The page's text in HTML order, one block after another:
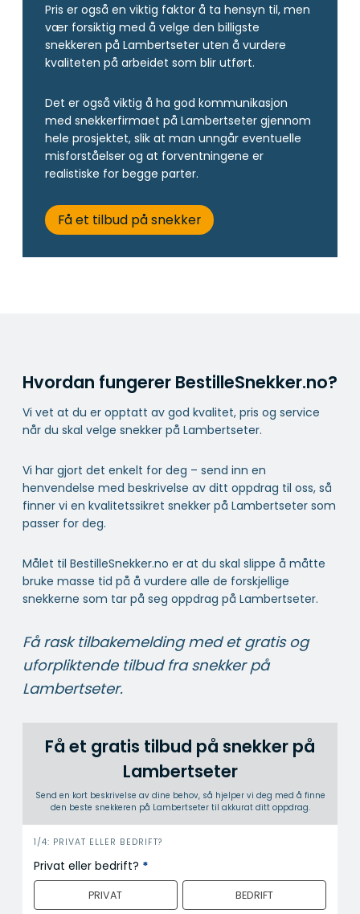
Pris er også en viktig faktor å ta hensyn til, men
vær forsiktig med å velge den billigste
snekkeren på Lambertseter uten å vurdere
kvaliteten på arbeidet som blir utført.
Det er også viktig å ha god kommunikasjon
med snekkerfirmaet på Lambertseter gjennom
hele prosjektet, slik at man unngår eventuelle
misforståelser og at forventningene er
realistiske for begge parter.
Få et tilbud på snekker
Hvordan fungerer BestilleSnekker.no?
Vi vet at du er opptatt av god kvalitet, pris og service
når du skal velge snekker på Lambertseter.
Vi har gjort det enkelt for deg – send inn en
henvendelse med beskrivelse av ditt oppdrag til oss, så
finner vi en kvalitetssikret snekker på Lambertseter som
passer for deg.
Målet til BestilleSnekker.no er at du skal slippe å måtte
bruke masse tid på å vurdere alle de forskjellige
snekkerne som tar på seg oppdrag på Lambertseter.
Få rask tilbakemelding med et gratis og
uforpliktende tilbud fra snekker på
Lambertseter.
Få et gratis tilbud på snekker på
Lambertseter
Send en kort beskrivelse av dine behov, så hjelper vi deg med å finne
den beste snekkeren på Lambertseter til akkurat ditt oppdrag.
i
n
n
1/4: PRIVAT ELLER BEDRIFT?
Privat eller bedrift? *
PRIVAT BEDRIFT